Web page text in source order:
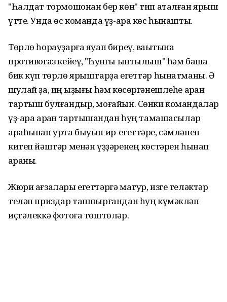
"Һалдат тормошонан бер көн" тип аталған ярыш
үтте. Унда өс команда үҙ-ара көс һынашты.
Төрлө һорауҙарға яуап биреү, ваҡытына
противогаз кейеү, "Һунғы ынтылыш" һәм башҡа
бик күп төрлө ярыштарҙа егеттәр һынатманы. Ә
шулай ҙа, иң ҡыҙығы һәм көсөргәнешлеһе арҡан
тартыш булғандыр, моғайын. Сөнки командалар
үҙ-ара арҡан тартышҡандан һуң тамашасылар
араһынан урта быуын ир-егеттәре, сәмләнеп
китеп йәштәр менән үҙҙәренең көстәрен һынап
ҡараны.
Жюри ағзалары егеттәргә матур, изге теләктәр
теләп приздар тапшырғандан һуң күмәкләп
иҫтәлеккә фотоға төштөләр.